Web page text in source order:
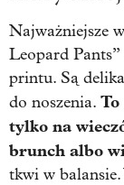
Najważniejsze
Leopard
printu. Są
do noszenia. To
tylko na
brunch albo
tkwi w balansie.